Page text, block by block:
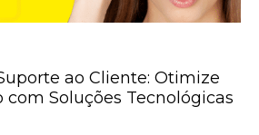
ao Cliente: Otimize
Soluções Tecnológicas